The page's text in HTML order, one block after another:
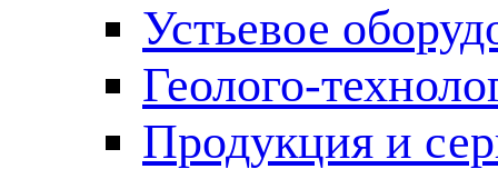
Устьевое
Геолого-
Продукция и